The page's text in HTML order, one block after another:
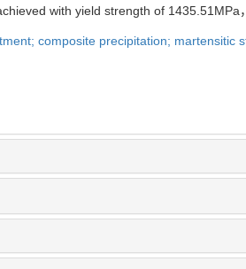
with yield strength of
composite precipitation; martensitic